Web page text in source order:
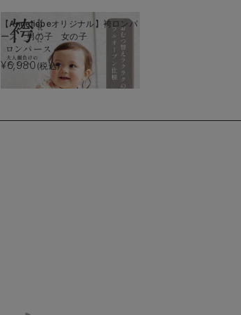
【Angeliebeオリジナル】袴ロンパ
ース 男の子 女の子
¥6,980 (税込)